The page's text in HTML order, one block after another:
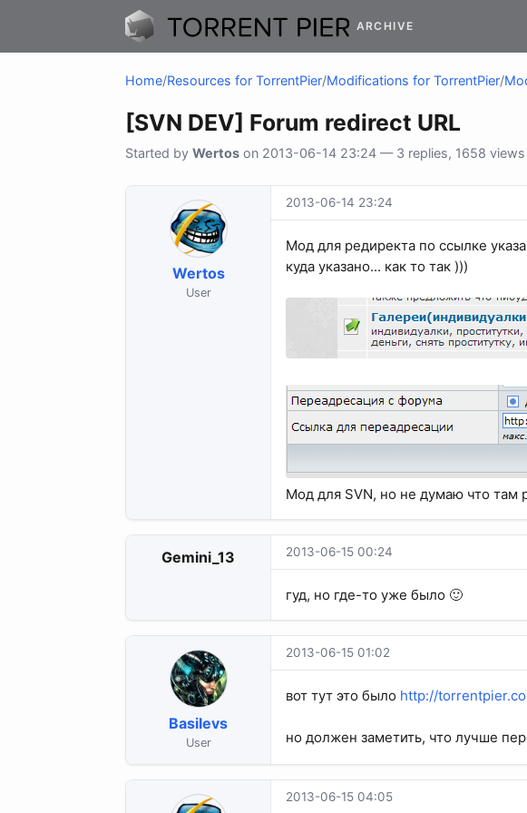
ARCHIVE
Home/Resources for TorrentPier/Modifications for TorrentPier/
[SVN DEV] Forum redirect URL
Started by Wertos on 2013-06-14 23:24 — 3 replies, 1658 views
Wertos
User
2013-06-14 23:24
Мод для редиректа по ссылке
куда указано... как то так )))
Мод для SVN, но не думаю что там
Gemini_13 2013-06-15 00:24
гуд, но где-то уже было 🙂
Basilevs
User
2013-06-15 01:02
вот тут это было http://
но должен заметить, что лучше
2013-06-15 04:05